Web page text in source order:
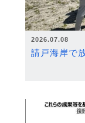
2026.07.08
請戸海岸で